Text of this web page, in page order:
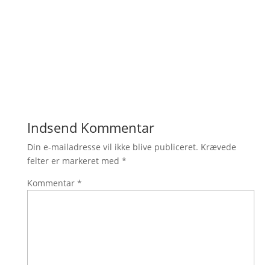
Indsend Kommentar
Din e-mailadresse vil ikke blive publiceret. Krævede
felter er markeret med *
Kommentar *